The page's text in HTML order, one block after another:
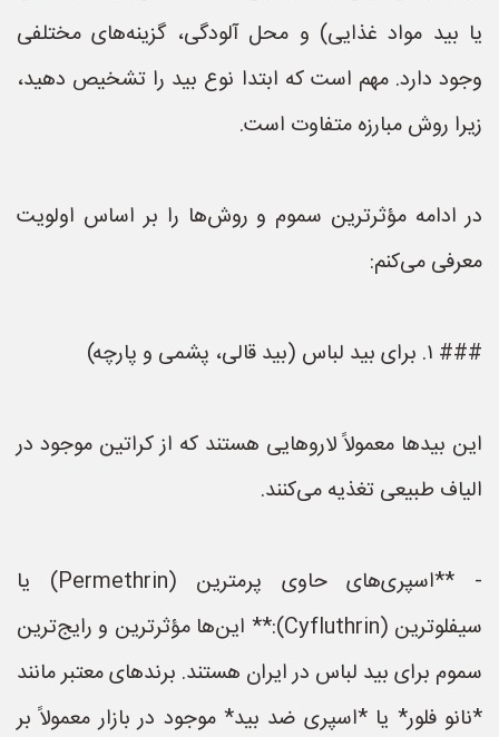
یا بید مواد غذایی) و محل آلودگی، گزینه‌های مختلفی
وجود دارد. مهم است که ابتدا نوع بید را تشخیص دهید،
زیرا روش مبارزه متفاوت است.
در ادامه مؤثرترین سموم و روش‌ها را بر اساس اولویت
معرفی می‌کنم:
### ۱. برای بید لباس (بید قالی، پشمی و پارچه)
این بیدها معمولاً لاروهایی هستند که از کراتین موجود در
الیاف طبیعی تغذیه می‌کنند.
- **اسپری‌های حاوی پرمترین (Permethrin) یا
سیفلوترین (Cyfluthrin):** این‌ها مؤثرترین و رایج‌ترین
سموم برای بید لباس در ایران هستند. برندهای معتبر مانند
*نانو فلور* یا *اسپری ضد بید* موجود در بازار معمولاً بر